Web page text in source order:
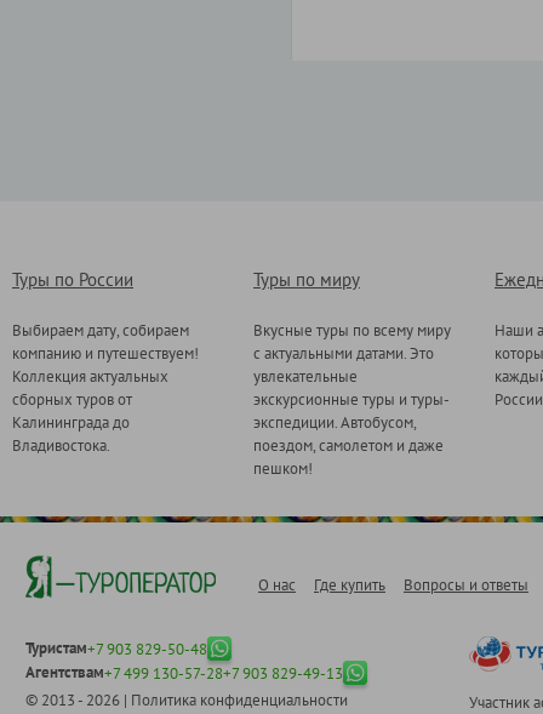
Туры по России
Выбираем дату, собираем
компанию и путешествуем!
Коллекция актуальных
сборных туров от
Калининграда до
Владивостока.
Туры по миру
Вкусные туры по всему миру
с актуальными датами. Это
увлекательные
экскурсионные туры и туры-
экспедиции. Автобусом,
поездом, самолетом и даже
пешком!
Наши
О нас Где купить Вопросы и ответы
Туристам+7 903 829-50-48
Агентствам+7 499 130-57-28+7 903 829-49-13
© 2013 - 2026 | Политика конфиденциальности Участник